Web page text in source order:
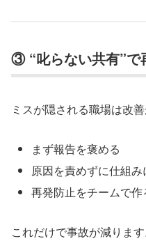
③ “叱らない共有”で
ミスが隠される職場は改善
まず報告を褒める
原因を責めずに仕組み
再発防止をチームで作
これだけで事故が減ります